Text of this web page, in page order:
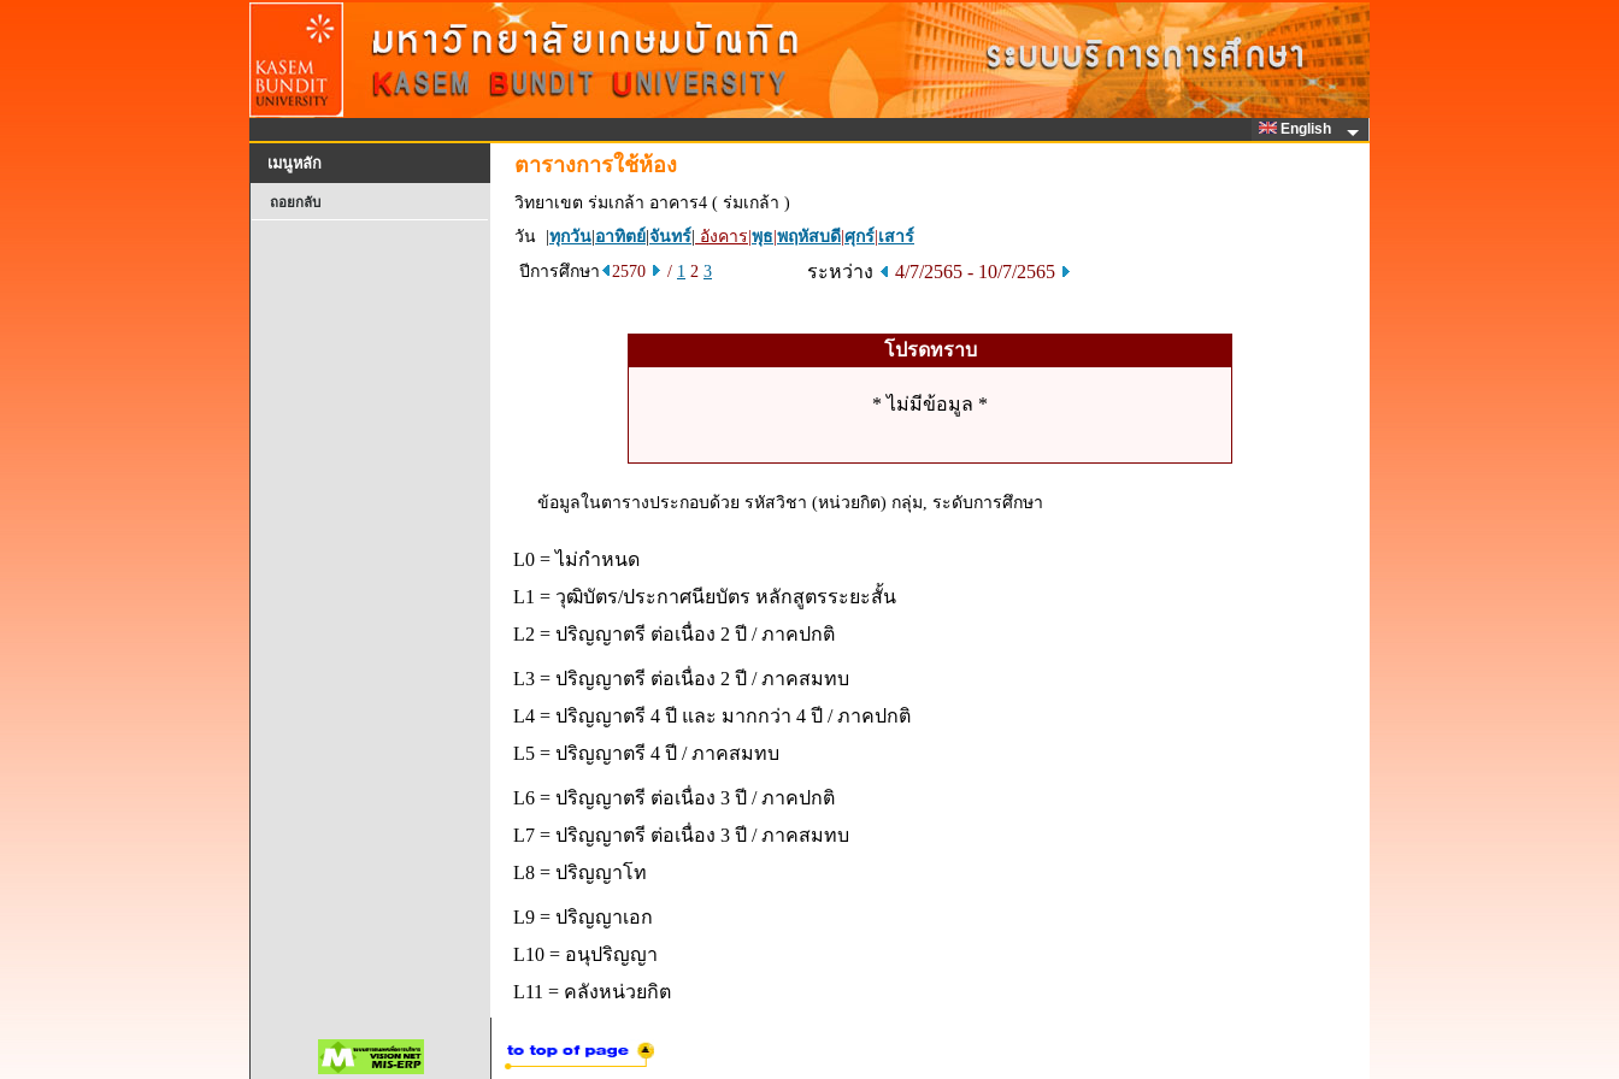
English
เมนูหลัก
ถอยกลับ
ตารางการใช้ห้อง
วิทยาเขต ร่มเกล้า อาคาร4 ( ร่มเกล้า )
วัน | ทุกวัน อาทิตย์ จันทร์ อังคาร พุธ พฤหัสบดี ศุกร์ เสาร์
ปีการศึกษา
2570 / 1 2 3 ระหว่าง 4/7/2565 - 10/7/2565
โปรดทราบ
* ไม่มีข้อมูล *
ข้อมูลในตารางประกอบด้วย รหัสวิชา (หน่วยกิต) กลุ่ม, ระดับการศึกษา
L0 = ไม่กำหนด
L1 = วุฒิบัตร/ประกาศนียบัตร หลักสูตรระยะสั้น
L2 = ปริญญาตรี ต่อเนื่อง 2 ปี / ภาคปกติ
L3 = ปริญญาตรี ต่อเนื่อง 2 ปี / ภาคสมทบ
L4 = ปริญญาตรี 4 ปี และ มากกว่า 4 ปี / ภาคปกติ
L5 = ปริญญาตรี 4 ปี / ภาคสมทบ
L6 = ปริญญาตรี ต่อเนื่อง 3 ปี / ภาคปกติ
L7 = ปริญญาตรี ต่อเนื่อง 3 ปี / ภาคสมทบ
L8 = ปริญญาโท
L9 = ปริญญาเอก
L10 = อนุปริญญา
L11 = คลังหน่วยกิต